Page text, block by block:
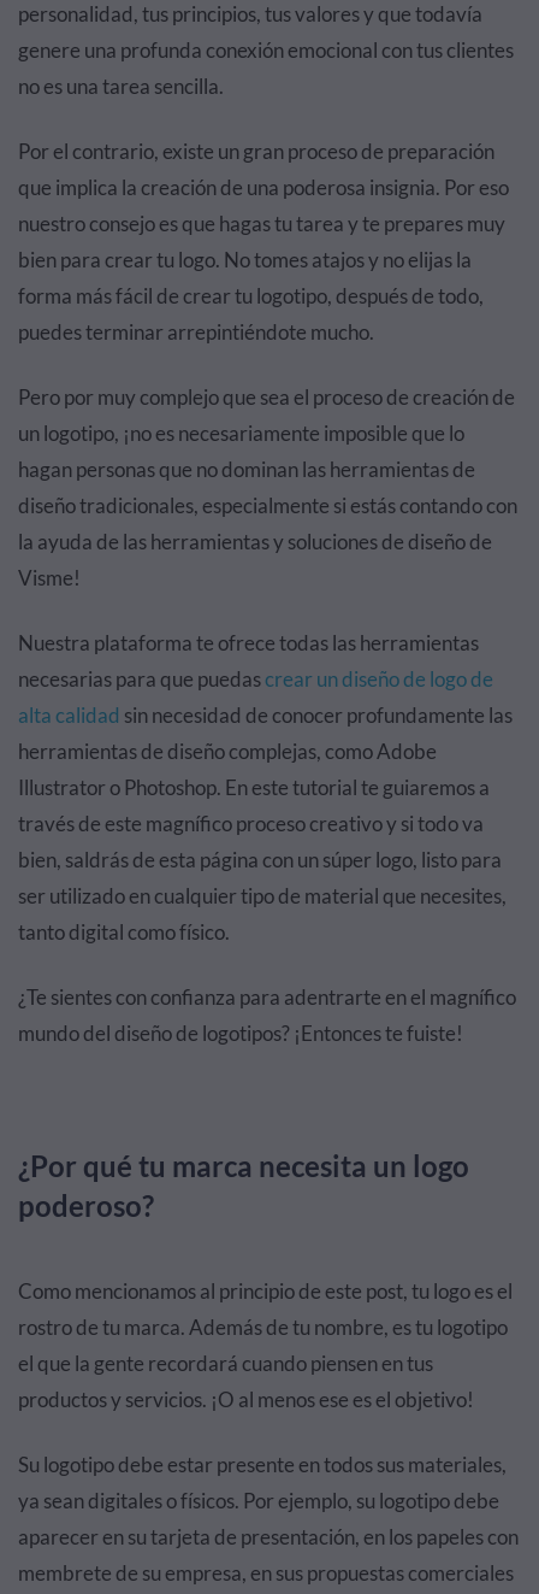
personalidad, tus principios, tus valores y que todavía
genere una profunda conexión emocional con tus clientes
no es una tarea sencilla.
Por el contrario, existe un gran proceso de preparación
que implica la creación de una poderosa insignia. Por eso
nuestro consejo es que hagas tu tarea y te prepares muy
bien para crear tu logo. No tomes atajos y no elijas la
forma más fácil de crear tu logotipo, después de todo,
puedes terminar arrepintiéndote mucho.
Pero por muy complejo que sea el proceso de creación de
un logotipo, ¡no es necesariamente imposible que lo
hagan personas que no dominan las herramientas de
diseño tradicionales, especialmente si estás contando con
la ayuda de las herramientas y soluciones de diseño de
Visme!
Nuestra plataforma te ofrece todas las herramientas
necesarias para que puedascrear un diseño de logo de
alta calidad sin necesidad de conocer profundamente las
herramientas de diseño complejas, como Adobe
Illustrator o Photoshop. En este tutorial te guiaremos a
través de este magnífico proceso creativo y si todo va
bien, saldrás de esta página con un súper logo, listo para
ser utilizado en cualquier tipo de material que necesites,
tanto digital como físico.
¿Te sientes con confianza para adentrarte en el magnífico
mundo del diseño de logotipos? ¡Entonces te fuiste!
¿Por qué tu marca necesita un logo
poderoso?
Como mencionamos al principio de este post, tu logo es el
rostro de tu marca. Además de tu nombre, es tu logotipo
el que la gente recordará cuando piensen en tus
productos y servicios. ¡O al menos ese es el objetivo!
Su logotipo debe estar presente en todos sus materiales,
ya sean digitales o físicos. Por ejemplo, su logotipo debe
aparecer en su tarjeta de presentación, en los papeles con
membrete de su empresa, en sus propuestas comerciales